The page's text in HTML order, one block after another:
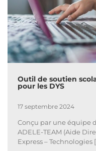
Outil de soutien
pour les DYS
17 septembre 2024
Conçu par une équipe
ADELE-TEAM (Aide
Express – Technologies